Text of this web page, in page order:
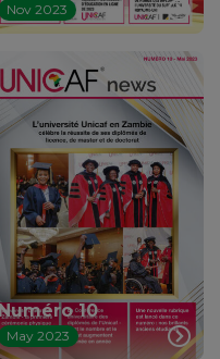
Nov 2023
Numéro 10
May 2023